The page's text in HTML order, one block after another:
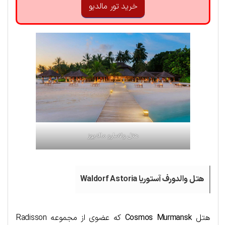
خرید تور مالدیو
هتل ولاسارو مالدیوز
هتل والدورف آستوریا Waldorf Astoria
هتلCosmos Murmansk
که عضوی از مجموعه Radisson